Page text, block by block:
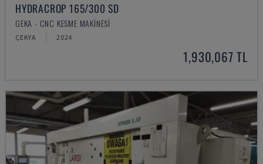
HYDRACROP 165/300 SD
GEKA - CNC KESME MAKINESI
ÇEKYA 2024
1,930,067 TL